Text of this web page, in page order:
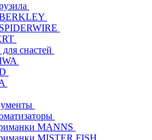
BERKLEY
снастей
MANNS
MISTER FISH